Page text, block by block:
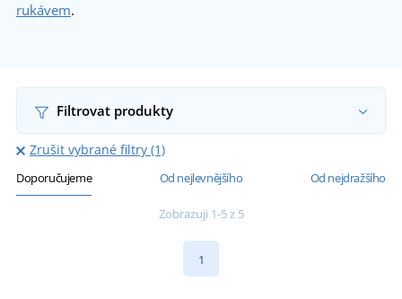
rukávem.
Filtrovat produkty
Zrušit vybrané filtry (1)
Doporučujeme Od nejlevnějšího Od nejdražšího
Zobrazuji 1-5 z 5
1